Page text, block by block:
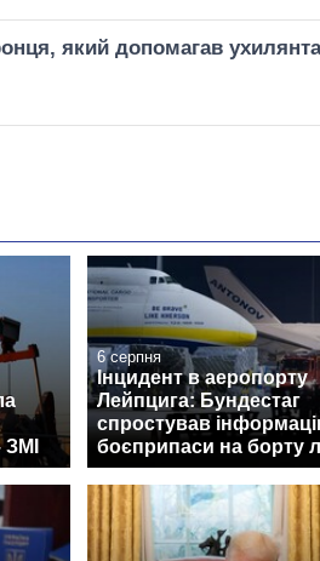
який допомагав
6 серпня
Інцидент в аеропорту
Лейпцига: Бундестаг
спростував
боєприпаси на борту